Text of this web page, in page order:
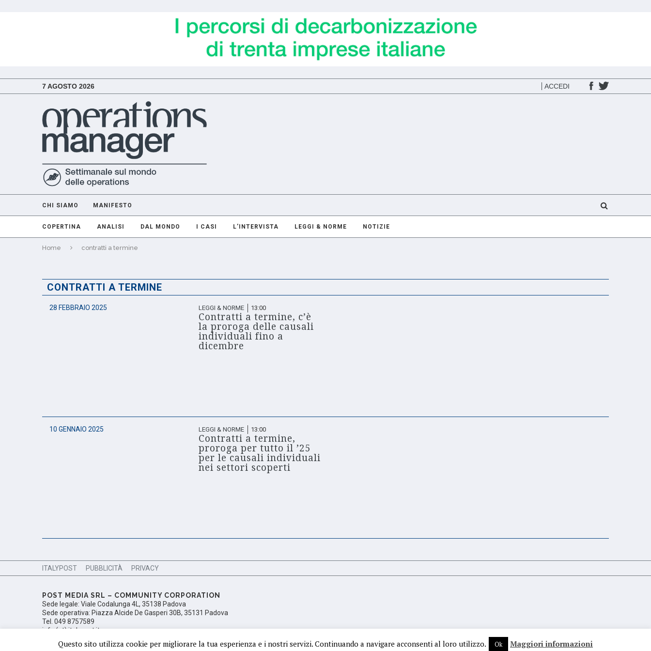
7 AGOSTO 2026 ACCEDI
CHI SIAMO MANIFESTO
COPERTINA ANALISI DAL MONDO I CASI L’INTERVISTA LEGGI & NORME NOTIZIE
Home contratti a termine
CONTRATTI A TERMINE
28 FEBBRAIO 2025 LEGGI & NORME 13:00
Contratti a termine, c’è
la proroga delle causali
individuali fino a
dicembre
10 GENNAIO 2025 LEGGI & NORME 13:00
Contratti a termine,
proroga per tutto il ’25
per le causali individuali
nei settori scoperti
ITALYPOST PUBBLICITÀ PRIVACY
POST MEDIA SRL – COMMUNITY CORPORATION
Sede legale: Viale Codalunga 4L, 35138 Padova
Sede operativa: Piazza Alcide De Gasperi 30B, 35131 Padova
Tel. 049 8757589
info (at) italypost.it
Questo sito utilizza cookie per migliorare la tua esperienza e i nostri servizi. Continuando a navigare acconsenti al loro utilizzo. Ok Maggiori informazioni